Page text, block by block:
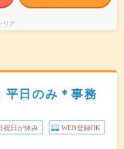
リア
平日のみ＊事務
祝日が休み WEB登録OK